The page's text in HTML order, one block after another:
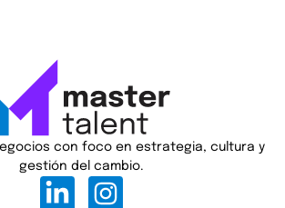
con foco en estrategia, cultura y
gestión del cambio.